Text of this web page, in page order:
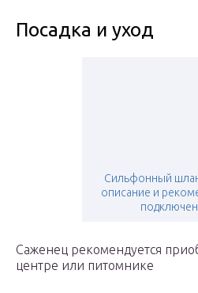
Посадка и уход
Сильфонный
описание и
Саженец рекомендуется
центре или питомнике